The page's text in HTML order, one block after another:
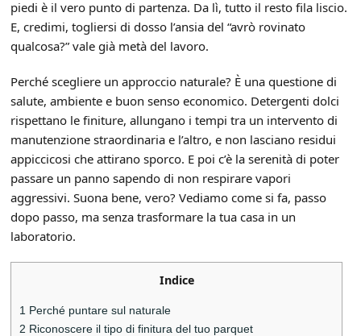
piedi è il vero punto di partenza. Da lì, tutto il resto fila liscio.
E, credimi, togliersi di dosso l’ansia del “avrò rovinato
qualcosa?” vale già metà del lavoro.
Perché scegliere un approccio naturale? È una questione di
salute, ambiente e buon senso economico. Detergenti dolci
rispettano le finiture, allungano i tempi tra un intervento di
manutenzione straordinaria e l’altro, e non lasciano residui
appiccicosi che attirano sporco. E poi c’è la serenità di poter
passare un panno sapendo di non respirare vapori
aggressivi. Suona bene, vero? Vediamo come si fa, passo
dopo passo, ma senza trasformare la tua casa in un
laboratorio.
Indice
1 Perché puntare sul naturale
2 Riconoscere il tipo di finitura del tuo parquet